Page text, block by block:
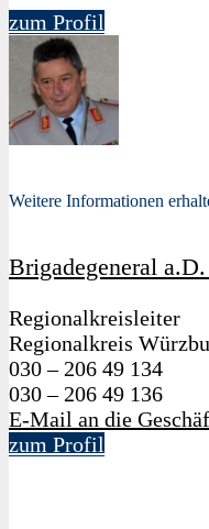
zum Profil
Weitere Informationen
Brigadegeneral
Regionalkreisleiter
Regionalkreis
030 – 206 49 134
030 – 206 49 136
E-Mail an die
zum Profil